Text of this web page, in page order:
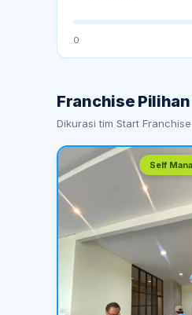
0
Franchise
Dikurasi tim Start
Self